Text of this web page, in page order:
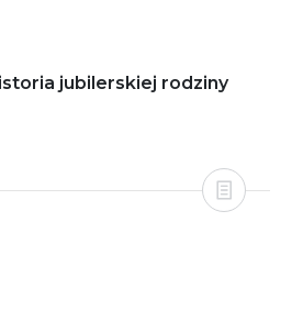
jubilerskiej rodziny